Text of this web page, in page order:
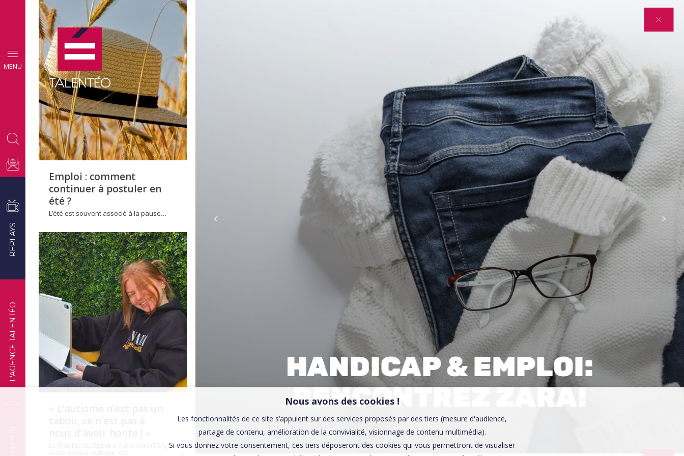
MENU
L'AGENCE TALENTÉO
REPLAYS
CONSEILS
EMPLOI
Emploi : comment
continuer à postuler en
été ?
L’été est souvent associé à la pause…
TÉMOIGNAGES
HANDICAP & EMPLOI:
RENCONTREZ ZARA!
00:00
Nous avons des cookies !
Les fonctionnalités de ce site s’appuient sur des services proposés par des tiers (mesure d'audience,
partage de contenu, amélioration de la convivialité, visionnage de contenu multimédia).
Si vous donnez votre consentement, ces tiers déposeront des cookies qui vous permettront de visualiser